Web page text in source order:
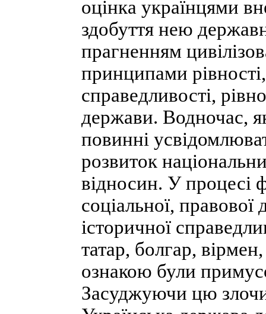
оцінка українцями
здобуття нею
прагненням
принципами
справедливості,
держави. Водночас,
повинні
розвиток
відносин. У процесі
соціальної,
історичної
татар, болгар,
ознакою були
Засуджуючи цю